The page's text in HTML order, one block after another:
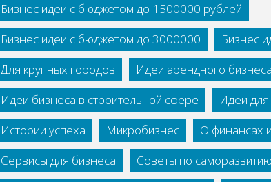
Бизнес идеи с бюджетом до 1500000 рублей
Бизнес идеи с бюджетом до 3000000
Бизнес
Для крупных городов
Идеи арендного бизнеса
Идеи бизнеса в строительной сфере
Идеи
Истории успеха
Микробизнес О финансах
Сервисы для бизнеса
Советы по саморазвитию